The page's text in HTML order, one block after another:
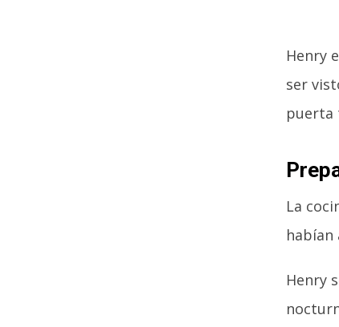
Henry
ser
puerta
La
habían
Henry